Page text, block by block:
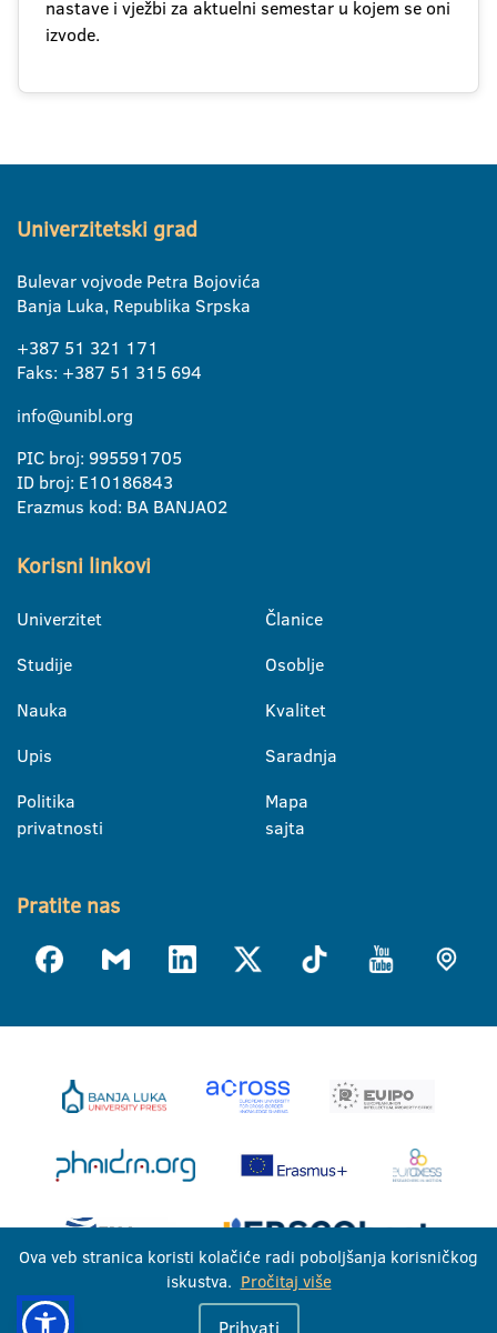
nastave i vježbi za aktuelni semestar u kojem se oni
izvode.
Univerzitetski grad
Bulevar vojvode Petra Bojovića
Banja Luka, Republika Srpska
+387 51 321 171
Faks: +387 51 315 694
info@unibl.org
PIC broj: 995591705
ID broj: E10186843
Erazmus kod: BA BANJA02
Korisni linkovi
Univerzitet
Studije
Nauka
Upis
Politika
privatnosti
Članice
Osoblje
Kvalitet
Saradnja
Mapa
sajta
Pratite nas
Univerzitet u Banjoj Luci © 2026
Ova veb stranica koristi kolačiće radi poboljšanja korisničkog
iskustva. Pročitaj više
Prihvati